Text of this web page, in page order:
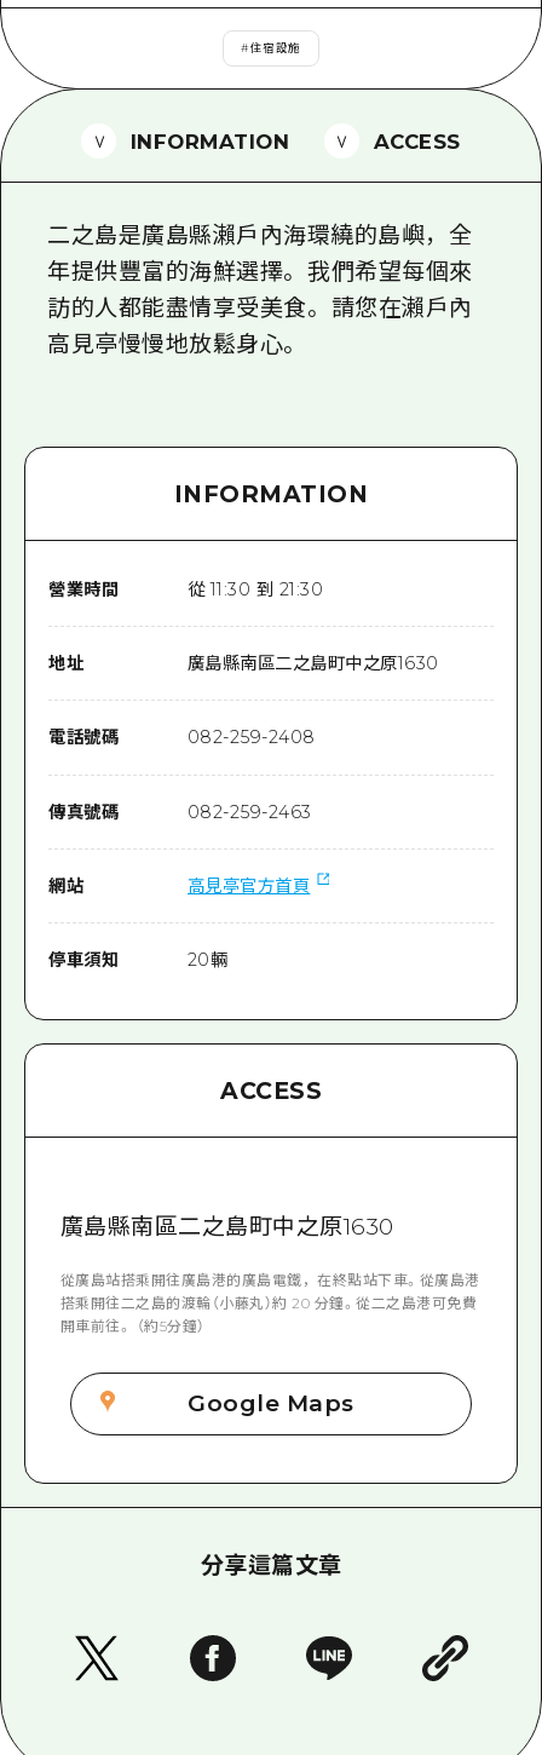
治癒
一日遊
1晚2天
2晚3天
廣島免費 Wi-Fi
常見問題
照片下載
災難發生期間的交通資訊
#住宿設施
INFORMATION ACCESS
二之島是廣島縣瀨戶內海環繞的島嶼，全
年提供豐富的海鮮選擇。 我們希望每個來
訪的人都能盡情享受美食。 請您在瀨戶內
高見亭慢慢地放鬆身心。
INFORMATION
營業時間 從 11:30 到 21:30
地址 廣島縣南區二之島町中之原1630
電話號碼 082-259-2408
傳真號碼 082-259-2463
網站 高見亭官方首頁
停車須知 20輛
ACCESS
廣島縣南區二之島町中之原1630
從廣島站搭乘開往廣島港的廣島電鐵，在終點站下車。從廣島港
搭乘開往二之島的渡輪（小藤丸）約 20 分鐘。從二之島港可免費
開車前往。 （約5分鐘）
Google Maps
分享這篇文章